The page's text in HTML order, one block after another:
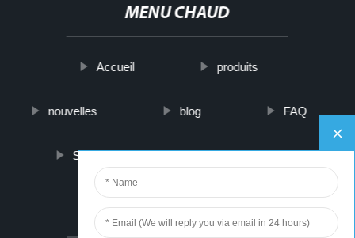
MENU CHAUD
Accueil produits
nouvelles blog FAQ
Sur nous contactez-nous
PARTNER COMPANY